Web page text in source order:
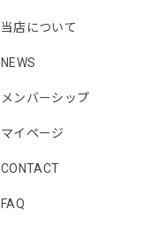
当店について
NEWS
メンバーシップ
マイページ
CONTACT
FAQ